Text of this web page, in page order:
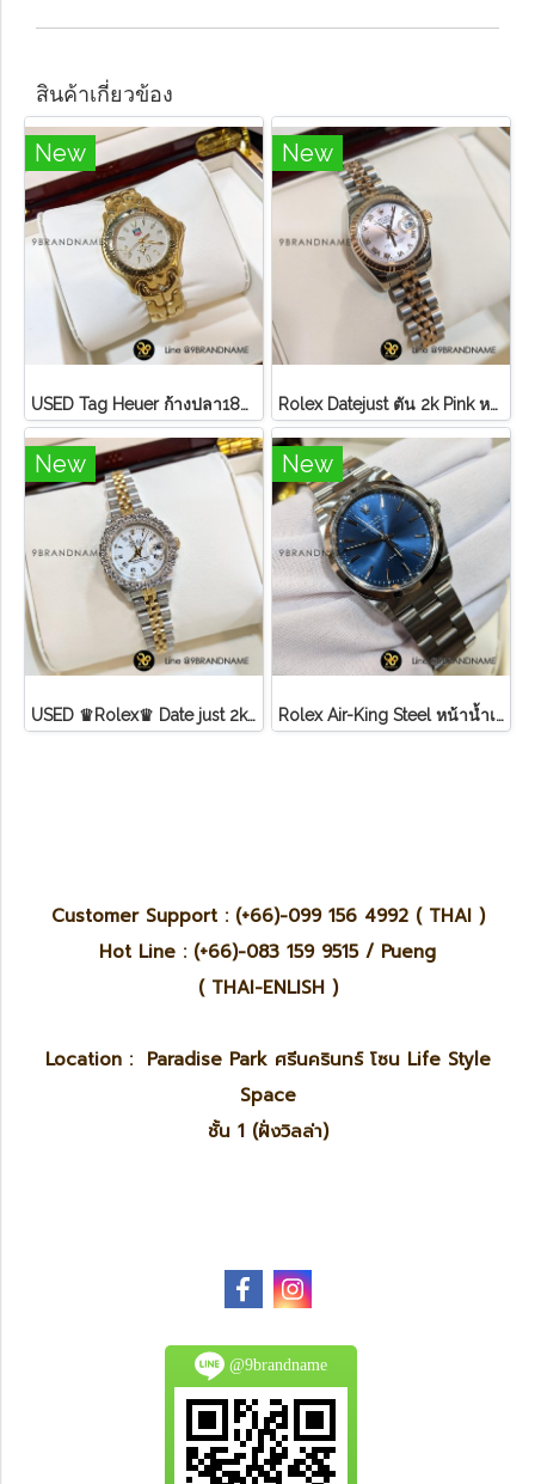
สินค้าเกี่ยวข้อง
New
U​S​E​D​ T​ag Heuer ก้างปลา18K ขอบทอง หน้า ครีม
New
Rolex Datejust ตัน 2k Pink หลักโรมันสายจูบิลี่ Lady ไม่มี อปก
New
USED ♛Rolex♛ Date just​ 2k​ หน้าขาว​ หลัก​เพชร​/โรมัน ขอบเพชรหนามเตย​ บานพับเก่า​ สายจูบิลี่
New
Rolex Air-King Steel หน้าน้ำเงิน หลักขีดสภาพดี
Customer Support : (+66)-099 156 4992 ( THAI )
Hot Line : (+66)-083 159 9515 / Pueng
( THAI-ENLISH )
Location : Paradise Park ศรีนครินทร์ โซน Life Style
Space
ชั้น 1 (ฝั่งวิลล่า)
@9brandname